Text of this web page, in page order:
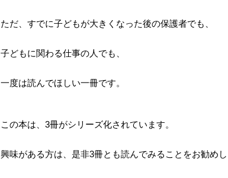
ただ、すでに子どもが大きくなった後の保護者でも、
子どもに関わる仕事の人でも、
一度は読んでほしい一冊です。
この本は、3冊がシリーズ化されています。
興味がある方は、是非3冊とも読んでみることをお勧め